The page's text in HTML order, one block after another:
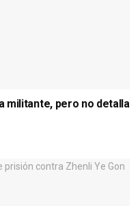
militante, pero no detalla